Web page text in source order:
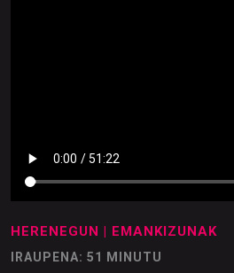
HERENEGUN | EMANKIZUNAK
IRAUPENA: 51 MINUTU